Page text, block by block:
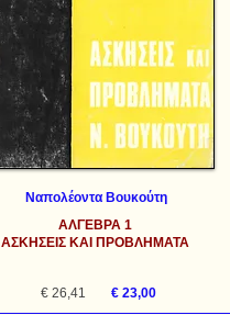
Ναπολέοντα Βουκούτη
ΑΛΓΕΒΡΑ 1
ΑΣΚΗΣΕΙΣ ΚΑΙ ΠΡΟΒΛΗΜΑΤΑ
€ 26,41 € 23,00